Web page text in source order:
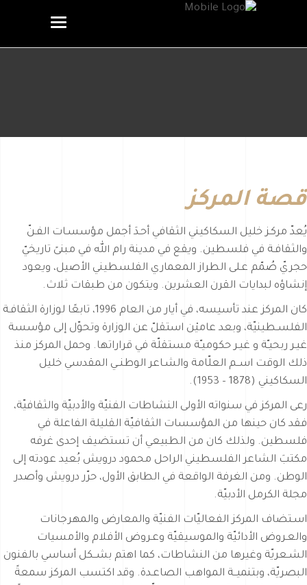
قصة المركز
يُعدّ مركـز خليل السكاكيني الثقافي أحـدَ أجمل مؤسسـات الفـنّ
والثقافـة في فلسطين. ويقع في مدينة رام الله في مبنىً تاريخيّ
حجريّ صُمّم عـلى الطراز المعماري الفلسطيني الأصيل، ويعود
إنشاؤه لبدايات القرن العشرين. ويتكون من طبقات ثلاث.
كان المركز عند تأسيسه، في أيار من العام 1996، تابعًا لوزارة الثقافـة
الفلسـطينيّة، وبعد عاميْن استقلّ عن الوزارة وتحوّل إلى مؤسسة
غيـر ربحيـّة و غيـر حكوميـّة مستقلّة في قراراتها. وحمل المركز منذ
ذلك الوقت اســم العلّامة والشـاعر الوطنــي المقدسي خليل
السكاكيني (1878 – 1953).
رعى المركز في سنواته الأولى النشاطات الفنيّة والأدبيّة والثقافيّة،
فقد كان حينها من المؤسسات الثقافيّة القليلة الفاعلة في
فلسطين. ولذلك كان من الطبيعي أن تستضيف إحدى غرفه
مكتبَ الشاعر الفلسطيني الراحل محمود درويش بُعيد عودته إلى
الوطن. ومن الغرفة الواقعة في الطابق الأول، حرّر درويش وأصدر
مجلة الكرمل الأدبيّة.
اسـتضاف المركز الفعاليّات الفنيّة والمعارض والمهرجانات
والعـروض الأدائيّة والموسيقيّة وعـروض الأفلام والأمسيات
الشـعريّة وغيرها من النشاطات، كما اهتم بشــكل أساسي بالفنون
البصريّة، وبتنميــة المواهب الصاعـدة. وقد اكتسب المركز سمعةً